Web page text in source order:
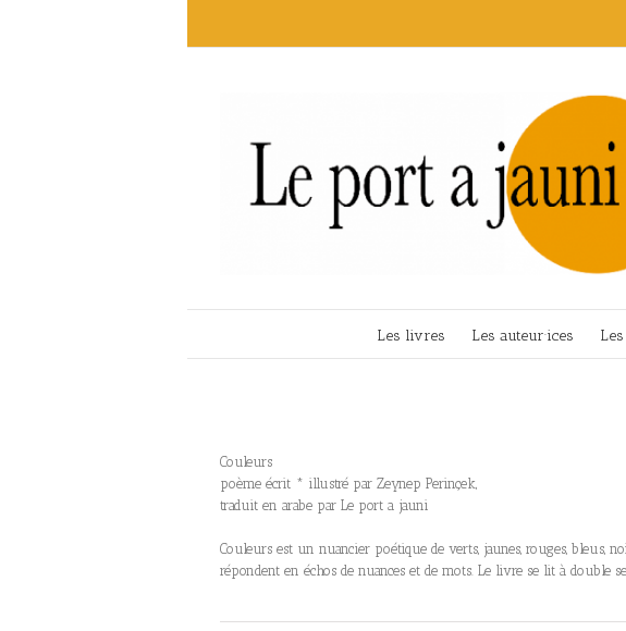
Les livres Les auteur·ices
Couleurs
poème écrit * illustré par Zeynep Perinçek,
traduit en arabe par Le port a jauni
Couleurs est un nuancier poétique de verts, jaunes, rouges, bleus,
répondent en échos de nuances et de mots. Le livre se lit à double